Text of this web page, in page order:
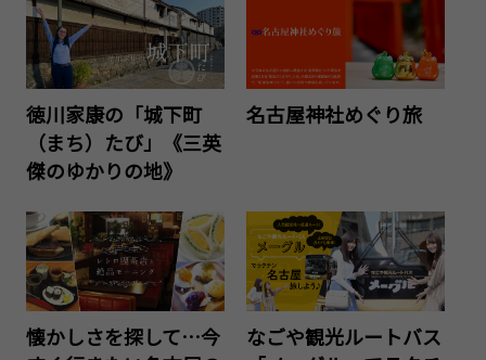
徳川家康の「城下町
（まち）たび」《三英
傑のゆかりの地》
名古屋神社めぐり旅
懐かしさを探して…今
なごや観光ルートバス